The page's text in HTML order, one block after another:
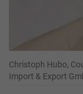
Christoph Hubo,
Import & Export